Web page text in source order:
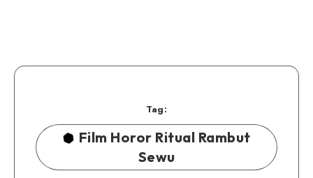
Tag:
Film Horor Ritual Rambut
Sewu